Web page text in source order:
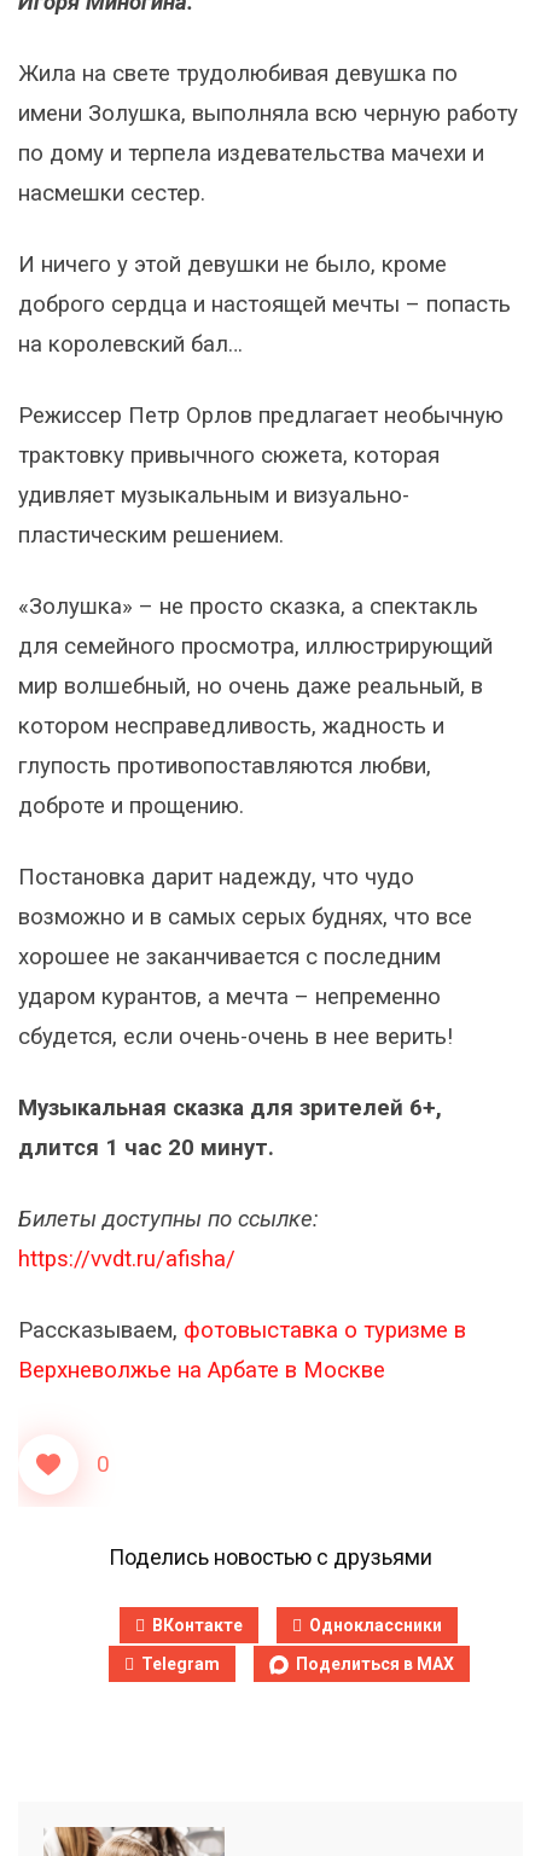
Жила на свете трудолюбивая девушка по
имени Золушка, выполняла всю черную работу
по дому и терпела издевательства мачехи и
насмешки сестер.
И ничего у этой девушки не было, кроме
доброго сердца и настоящей мечты – попасть
на королевский бал…
Режиссер Петр Орлов предлагает необычную
трактовку привычного сюжета, которая
удивляет музыкальным и визуально-
пластическим решением.
«Золушка» – не просто сказка, а спектакль
для семейного просмотра, иллюстрирующий
мир волшебный, но очень даже реальный, в
котором несправедливость, жадность и
глупость противопоставляются любви,
доброте и прощению.
Постановка дарит надежду, что чудо
возможно и в самых серых буднях, что все
хорошее не заканчивается с последним
ударом курантов, а мечта – непременно
сбудется, если очень-очень в нее верить!
Музыкальная сказка для зрителей 6+,
длится 1 час 20 минут.
Билеты доступны по ссылке:
https://vvdt.ru/afisha/
Рассказываем, фотовыставка о туризме в
Верхневолжье на Арбате в Москве
0
Поделись новостью с друзьями
ВКонтакте
Одноклассники
Telegram
Поделиться в MAX